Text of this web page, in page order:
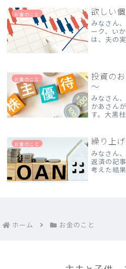
は撮影OK
お金のこと 欲しい
みなさん
ーク、い
は、夫の
たら、驚
お金のこと
投資の
～
みなさん
かあさん
す。大黒
ために恐
有してい
お金のこと 繰り上
みなさん
返済の記
考えた結
ホーム お金のこと